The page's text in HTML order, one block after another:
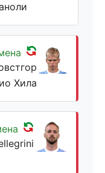
Хила